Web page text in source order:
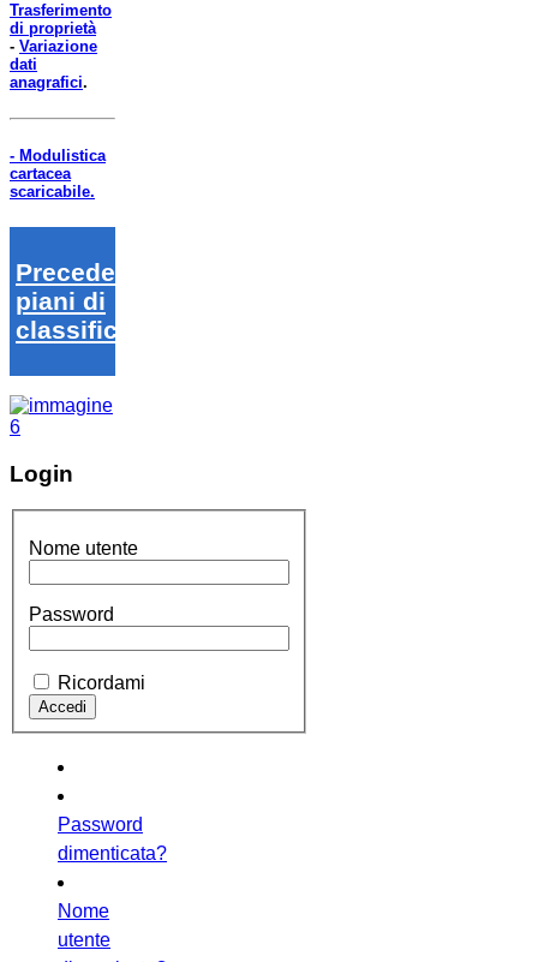
Trasferimento
di proprietà
- Variazione
dati
anagrafici.
- Modulistica
cartacea
scaricabile.
Precedenti
piani di
classifica
Login
Nome utente
Password
Ricordami
Password
dimenticata?
Nome
utente